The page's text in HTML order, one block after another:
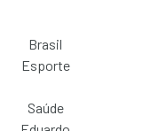
Brasil
Esporte
Saúde